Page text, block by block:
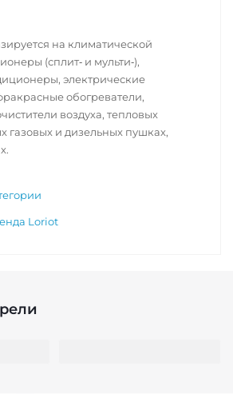
на климатической
(сплит‑ и мульти‑),
электрические
обогреватели,
воздуха, тепловых
газовых и дизельных пушках,
Loriot